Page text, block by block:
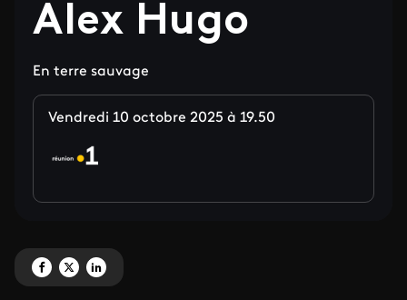
Alex Hugo
En terre sauvage
Vendredi 10 octobre 2025 à 19.50
Partagez 'Alex Hugo' sur Facebook
Partagez 'Alex Hugo' sur X
Partagez 'Alex Hugo' sur LinkedIn